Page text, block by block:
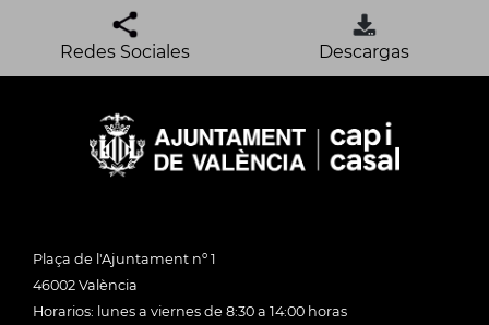
Redes Sociales Descargas
Plaça de l'Ajuntament nº 1
46002 València
Horarios: lunes a viernes de 8:30 a 14:00 horas